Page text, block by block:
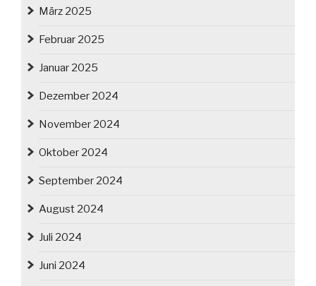
März 2025
Februar 2025
Januar 2025
Dezember 2024
November 2024
Oktober 2024
September 2024
August 2024
Juli 2024
Juni 2024